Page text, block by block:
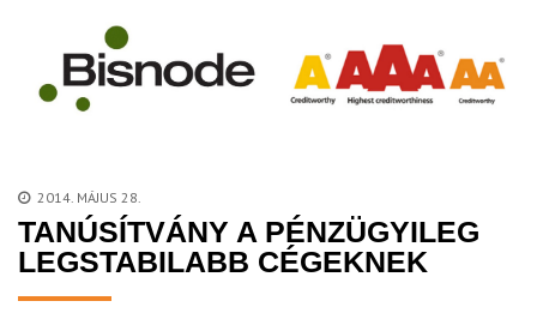
2014. MÁJUS 28.
TANÚSÍTVÁNY A PÉNZÜGYILEG
LEGSTABILABB CÉGEKNEK